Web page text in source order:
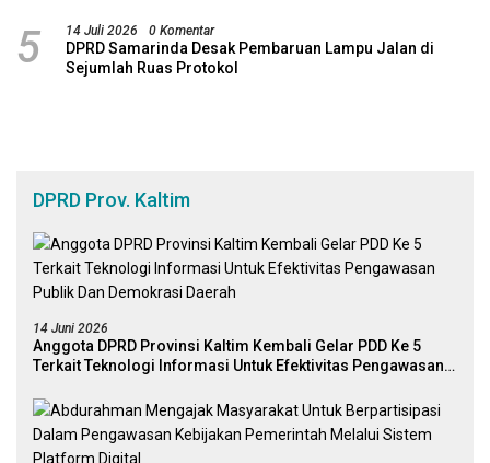
5 14 Juli 2026 0 Komentar
DPRD Samarinda Desak Pembaruan Lampu Jalan di
Sejumlah Ruas Protokol
DPRD Prov. Kaltim
14 Juni 2026
Anggota DPRD Provinsi Kaltim Kembali Gelar PDD Ke 5
Terkait Teknologi Informasi Untuk Efektivitas Pengawasan